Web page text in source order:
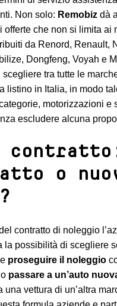
Non solo: Remobiz dà
offerte che non si limita ai
da Renord, Renault,
Dongfeng, Voyah e
scegliere tra tutte le
listino in Italia, in modo
motorizzazioni e
escludere alcuna
o
contratto di noleggio
la possibilità di scegliere
proseguire il noleggio
passare a un’auto
una vettura di un’altra